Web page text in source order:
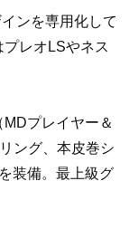
ンを専用化して
レオLSやネス
プレイヤー＆
ング、本皮巻シ
装備。最上級グ